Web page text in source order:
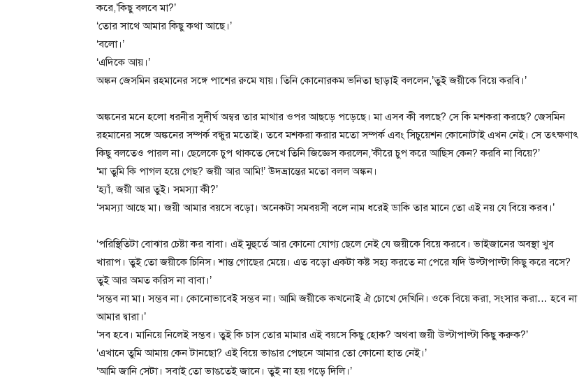
করে,’কিছু বলবে মা?’
‘তোর সাথে আমার কিছু কথা আছে।’
‘বলো।’
‘এদিকে আয়।’
অঙ্কন জেসমিন রহমানের সঙ্গে পাশের রুমে যায়। তিনি কোনোরকম ভনিতা ছাড়াই বললেন,’তুই জয়ীকে বিয়ে করবি।’
অঙ্কনের মনে হলো ধরনীর সুদীর্ঘ অম্বর তার মাথার ওপর আছড়ে পড়েছে। মা এসব কী বলছে? সে কি মশকরা করছে? জেসমিন
রহমানের সঙ্গে অঙ্কনের সম্পর্ক বন্ধুর মতোই। তবে মশকরা করার মতো সম্পর্ক এবং সিচুয়েশন কোনোটাই এখন নেই। সে তৎক্ষণাৎ
কিছু বলতেও পারল না। ছেলেকে চুপ থাকতে দেখে তিনি জিজ্ঞেস করলেন,’কীরে চুপ করে আছিস কেন? করবি না বিয়ে?’
‘মা তুমি কি পাগল হয়ে গেছ? জয়ী আর আমি!’ উদভ্রান্তের মতো বলল অঙ্কন।
‘হ্যাঁ, জয়ী আর তুই। সমস্যা কী?’
‘সমস্যা আছে মা। জয়ী আমার বয়সে বড়ো। অনেকটা সমবয়সী বলে নাম ধরেই ডাকি তার মানে তো এই নয় যে বিয়ে করব।’
‘পরিস্থিতিটা বোঝার চেষ্টা কর বাবা। এই মুহুর্তে আর কোনো যোগ্য ছেলে নেই যে জয়ীকে বিয়ে করবে। ভাইজানের অবস্থা খুব
খারাপ। তুই তো জয়ীকে চিনিস। শান্ত গোছের মেয়ে। এত বড়ো একটা কষ্ট সহ্য করতে না পেরে যদি উল্টাপাল্টা কিছু করে বসে?
তুই আর অমত করিস না বাবা।’
‘সম্ভব না মা। সম্ভব না। কোনোভাবেই সম্ভব না। আমি জয়ীকে কখনোই ঐ চোখে দেখিনি। ওকে বিয়ে করা, সংসার করা… হবে না
আমার দ্বারা।’
‘সব হবে। মানিয়ে নিলেই সম্ভব। তুই কি চাস তোর মামার এই বয়সে কিছু হোক? অথবা জয়ী উল্টাপাল্টা কিছু করুক?’
‘এখানে তুমি আমায় কেন টানছো? এই বিয়ে ভাঙার পেছনে আমার তো কোনো হাত নেই।’
‘আমি জানি সেটা। সবাই তো ভাঙতেই জানে। তুই না হয় গড়ে দিলি।’